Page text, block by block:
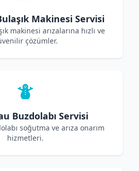
Makinesi Servisi
makinesi arızalarına hızlı ve
çözümler.
Buzdolabı Servisi
soğutma ve arıza onarım
hizmetleri.